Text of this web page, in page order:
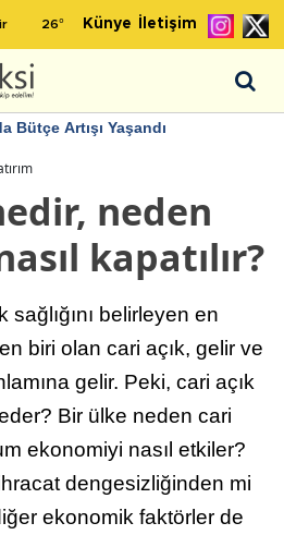
26° Künye İletişim
Bütçe Artışı Yaşandı
neden
kapatılır?
belirleyen en
biri olan cari açık, gelir ve
gelir. Peki, cari açık
Bir ülke neden cari
ekonomiyi nasıl etkiler?
dengesizliğinden mi
ekonomik faktörler de